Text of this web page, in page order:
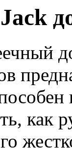
как